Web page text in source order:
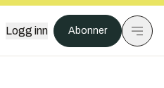
Logg inn Abonner